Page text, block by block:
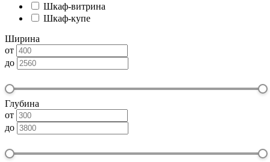
Шкаф-витрина
Шкаф-купе
Ширина
от
до
Глубина
от
до